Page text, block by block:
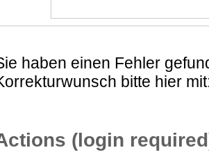
haben einen Fehler
bitte hier
(login